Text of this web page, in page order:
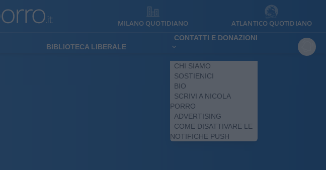
MILANO QUOTIDIANO ATLANTICO QUOTIDIANO
BIBLIOTECA LIBERALE
CONTATTI E DONAZIONI
CHI SIAMO
SOSTIENICI
BIO
SCRIVI A NICOLA
PORRO
ADVERTISING
COME DISATTIVARE LE
NOTIFICHE PUSH